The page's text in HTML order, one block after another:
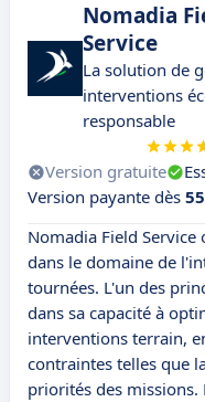
Nomadia
Service
La solution de
interventions
responsable
Version gratuite
Version payante dès
Nomadia Field
dans le domaine de
tournées. L'un des
dans sa capacité à
interventions terrain,
contraintes telles que
priorités des